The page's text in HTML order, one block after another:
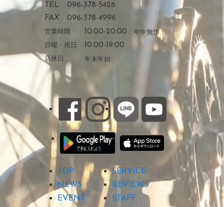
TEL
096-378-5426
FAX
096-378-4996
営業時間 10:00-20:00 年中無休
日曜・祝日
10:00-19:00
店休日 年末年始
TOP
SERVICE
NEWS
REVIEWS
EVENT
STAFF